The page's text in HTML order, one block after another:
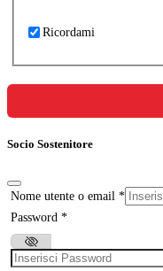
Ricordami
Socio Sostenitore
Nome utente o email *
Password *